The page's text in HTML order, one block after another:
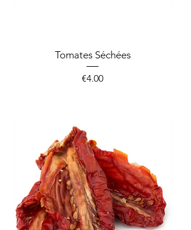
Tomates Séchées
Price
€4.00